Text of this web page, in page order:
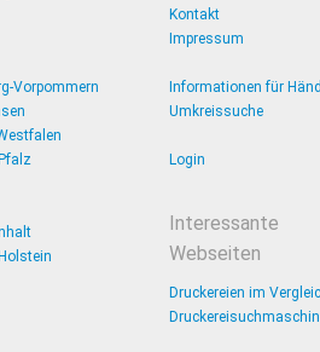
Vorpommern
Kontakt
Impressum
Informationen für
Umkreissuche
Login
Interessante
Webseiten
Druckereien im